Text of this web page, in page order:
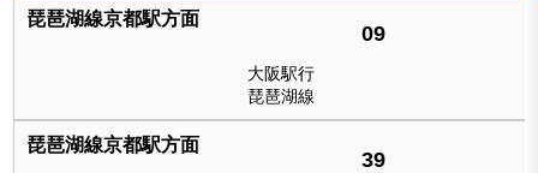
09
大阪駅行
琵琶湖線
39